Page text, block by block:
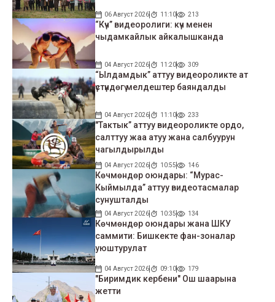
06 Август 2026 11:10 213
“Күч” видеоролиги: күч менен
чыдамкайлык айкалышканда
04 Август 2026 11:20 309
“Ылдамдык” аттуу видеороликте ат
үстүндөгү мелдештер баяндалды
04 Август 2026 11:10 233
"Тактык” аттуу видеороликте ордо,
салттуу жаа атуу жана салбуурун
чагылдырылды
04 Август 2026 10:55 146
Көчмөндөр оюндары: “Мурас-
Кыймылда” аттуу видеотасмалар
сунушталды
04 Август 2026 10:35 134
Көчмөндөр оюндары жана ШКУ
саммити: Бишкекте фан-зоналар
уюштурулат
04 Август 2026 09:10 179
"Биримдик кербени" Ош шаарына
жетти